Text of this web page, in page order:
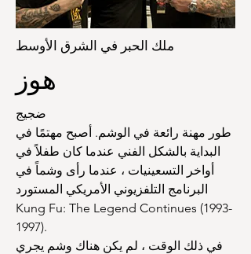
ملك الحبر في الشرق الأوسط
هوز
ضجيج
طور مهنة رائعة في الوشم. أصبح مهتمًا في
البداية بالشكل الفني عندما كان طفلاً في
أواخر التسعينيات ، عندما رأى وشماً في
البرنامج التلفزيوني الأمريكي المستورد
Kung Fu: The Legend Continues (1993-
1997).
في ذلك الوقت ، لم يكن هناك وشم يجري